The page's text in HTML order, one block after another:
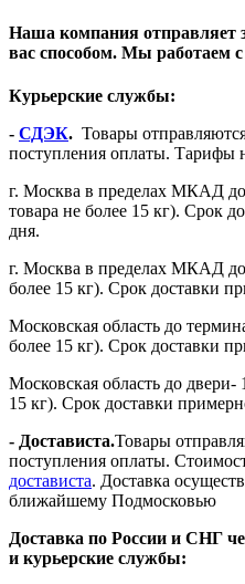
Наша компания
вас способом. Мы работаем
Курьерские службы:
- СДЭК. Товары
поступления оплаты. Тарифы
г. Москва в пределах МКАД
товара не более 15 кг). Срок
дня.
г. Москва в пределах МКАД до
более 15 кг). Срок доставки
Московская область до
более 15 кг). Срок доставки
Московская область до двери-
15 кг). Срок доставки
- Достависта.Товары
поступления оплаты.
достависта. Доставка
ближайшему Подмосковью
Доставка по России и СНГ
и курьерские службы: